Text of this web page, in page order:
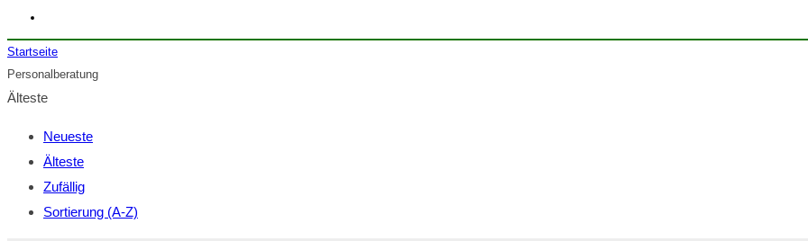
Startseite
Personalberatung
Älteste
Neueste
Älteste
Zufällig
Sortierung (A-Z)